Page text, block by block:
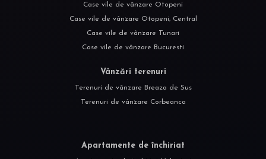
Case vile de vânzare Otopeni
Case vile de vânzare Otopeni, Central
Case vile de vânzare Tunari
Case vile de vânzare Bucuresti
Vânzări terenuri
Terenuri de vânzare Breaza de Sus
Terenuri de vânzare Corbeanca
Apartamente de închiriat